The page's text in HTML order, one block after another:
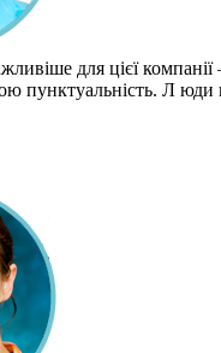
для цієї компанії
пунктуальність. Л юди